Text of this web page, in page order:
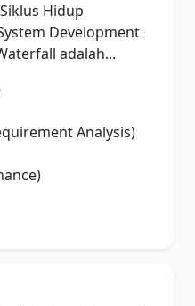
Hidup
Development
adalah...
Analysis)